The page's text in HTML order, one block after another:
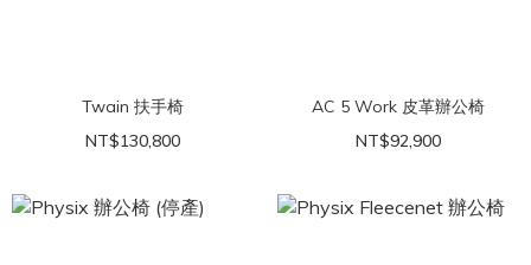
Twain 扶手椅
NT$130,800
AC 5 Work 皮革辦公椅
NT$92,900